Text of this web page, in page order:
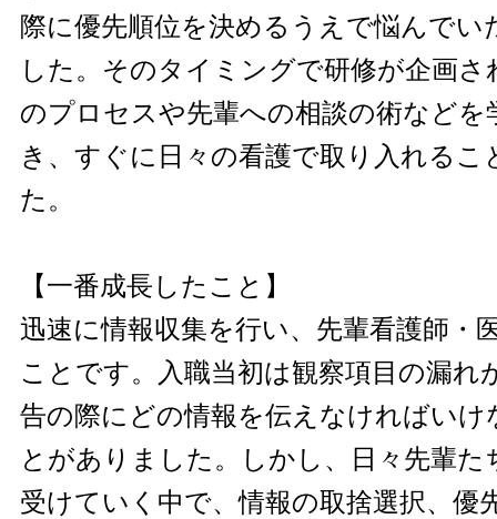
際に優先順位を決めるうえで悩んでい
した。そのタイミングで研修が企画さ
のプロセスや先輩への相談の術などを
き、すぐに日々の看護で取り入れるこ
た。
【一番成長したこと】
迅速に情報収集を行い、先輩看護師・
ことです。入職当初は観察項目の漏れ
告の際にどの情報を伝えなければいけ
とがありました。しかし、日々先輩た
受けていく中で、情報の取捨選択、優